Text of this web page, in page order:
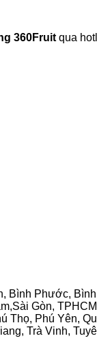
360Fruit qua
Bình Phước,
Gòn,
Thọ, Phú Yên,
Trà Vinh,